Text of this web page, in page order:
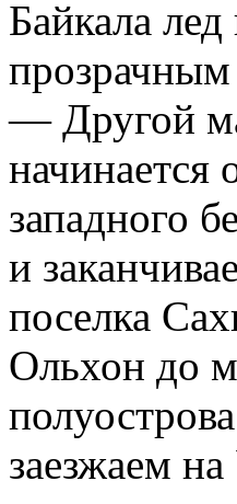
Байкала
прозрачным
— Другой
начинается
западного
и
поселка
Ольхон до
заезжаем